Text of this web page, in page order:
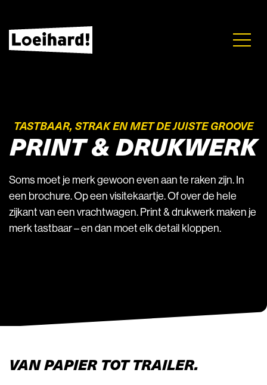
TASTBAAR, STRAK EN MET DE JUISTE GROOVE
PRINT & DRUKWERK
Soms moet je merk gewoon even aan te raken zijn. In
een brochure. Op een visitekaartje. Of over de hele
zijkant van een vrachtwagen. Print & drukwerk maken je
merk tastbaar – en dan moet elk detail kloppen.
VAN PAPIER TOT TRAILER.